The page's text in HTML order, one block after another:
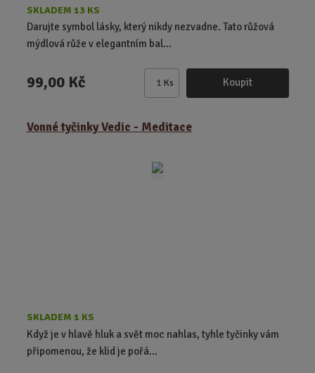
SKLADEM 13 KS
Darujte symbol lásky, který nikdy nezvadne. Tato růžová
mýdlová růže v elegantním bal...
99,00 Kč
Z
ě
n
t
Ks Koupit
Vonné tyčinky Vedic - Meditace
SKLADEM 1 KS
Když je v hlavě hluk a svět moc nahlas, tyhle tyčinky vám
připomenou, že klid je pořá...